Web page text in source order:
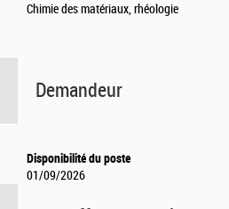
Chimie des matériaux, rhéologie
Demandeur
Disponibilité du poste
01/09/2026